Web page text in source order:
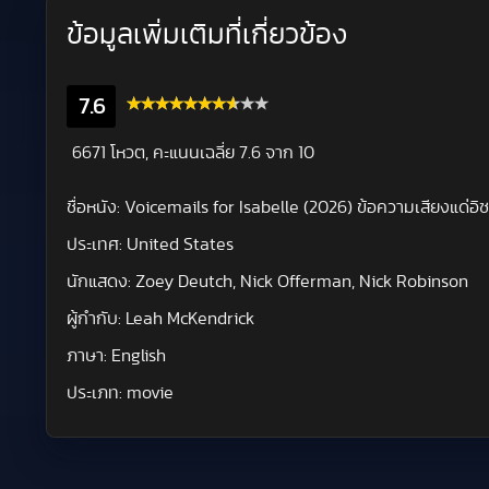
ข้อมูลเพิ่มเติมที่เกี่ยวข้อง
7.6
6671 โหวต, คะแนนเฉลี่ย 7.6 จาก 10
ชื่อหนัง: Voicemails for Isabelle (2026) ข้อความเสียงแด่อิซ
ประเทศ: United States
นักแสดง: Zoey Deutch, Nick Offerman, Nick Robinson
ผู้กำกับ: Leah McKendrick
ภาษา: English
ประเภท: movie